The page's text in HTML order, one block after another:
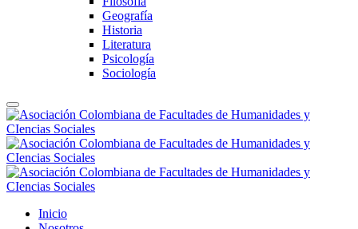
Geografía
Historia
Literatura
Psicología
Sociología
Inicio